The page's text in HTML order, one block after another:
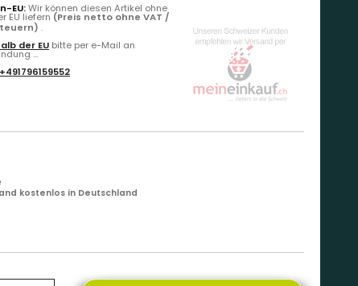
EU:Wir können diesen Artikel ohne
EU liefern (Preis netto ohne VAT /
.
der EU bitte per e-Mail an
...
+491796159552
kostenlos in Deutschland